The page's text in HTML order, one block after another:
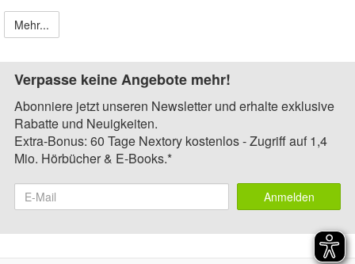
Mehr...
Verpasse keine Angebote mehr!
Abonniere jetzt unseren Newsletter und erhalte exklusive
Rabatte und Neuigkeiten.
Extra-Bonus: 60 Tage Nextory kostenlos - Zugriff auf 1,4
Mio. Hörbücher & E-Books.*
Anmelden